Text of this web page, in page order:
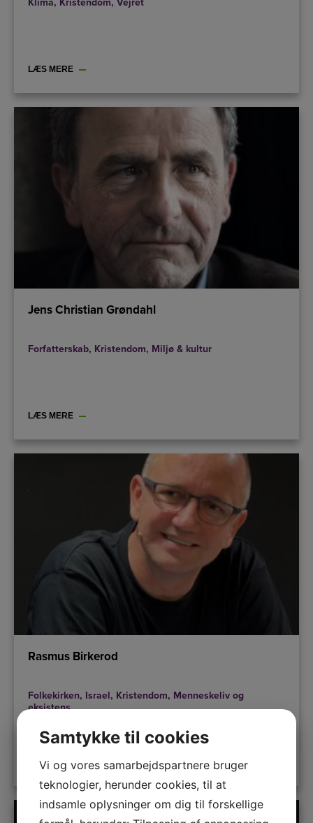
Klima, Kristendom, Vejret
LÆS MERE
Jens Christian Grøndahl
Forfatterskab, Kristendom, Miljø & kultur
LÆS MERE
Rasmus Birkerod
Folkekirken, Israel, Kristendom, Menneskeliv og
eksistens
LÆS MERE
Samtykke til cookies
Vi og vores samarbejdspartnere bruger
teknologier, herunder cookies, til at
indsamle oplysninger om dig til forskellige